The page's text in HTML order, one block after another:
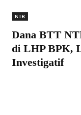
NTB
Dana BTT
di LHP BPK,
Investigatif